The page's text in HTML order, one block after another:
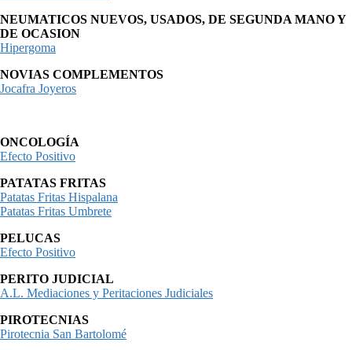
NEUMATICOS NUEVOS, USADOS, DE SEGUNDA MANO Y
DE OCASION
Hipergoma
NOVIAS COMPLEMENTOS
Jocafra Joyeros
ONCOLOGÍA
Efecto Positivo
PATATAS FRITAS
Patatas Fritas Hispalana
Patatas Fritas Umbrete
PELUCAS
Efecto Positivo
PERITO JUDICIAL
A.L. Mediaciones y Peritaciones Judiciales
PIROTECNIAS
Pirotecnia San Bartolomé